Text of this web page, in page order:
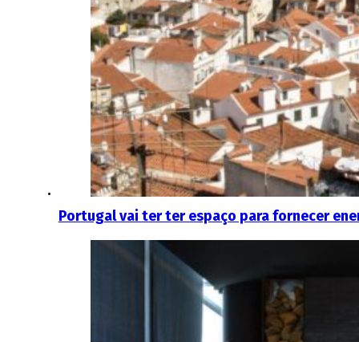
Portugal vai ter ter espaço para fornecer